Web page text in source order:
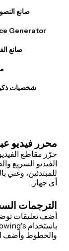
صانع
Generator
صانع
شخصيات
محرر فيديو
حرّر مقاطع
الفيديو السريع
للمبتدئين، وغني
أي جهاز.
الترجمات
أضف تعليقات
باستخدام Kapwing's
والخطوط وأضف